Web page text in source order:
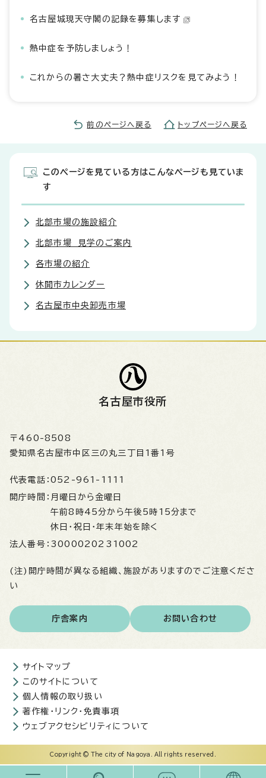
名古屋城現天守閣の記録を募集します
熱中症を予防しましょう！
これからの暑さ大丈夫？熱中症リスクを見てみよう！
前のページへ戻る トップページへ戻る
このページを見ている方はこんなページも見ていま
す
北部市場の施設紹介
北部市場 見学のご案内
各市場の紹介
休開市カレンダー
名古屋市中央卸売市場
名古屋市役所
〒460-8508
愛知県名古屋市中区三の丸三丁目1番1号
代表電話： 052-961-1111
開庁時間： 月曜日から金曜日
午前8時45分から午後5時15分まで
休日・祝日・年末年始を除く
法人番号： 3000020231002
(注)開庁時間が異なる組織、施設がありますのでご注意くださ
い
庁舎案内 お問い合わせ
サイトマップ
このサイトについて
個人情報の取り扱い
著作権・リンク・免責事項
ウェブアクセシビリティについて
Copyright © The city of Nagoya. All rights reserved.